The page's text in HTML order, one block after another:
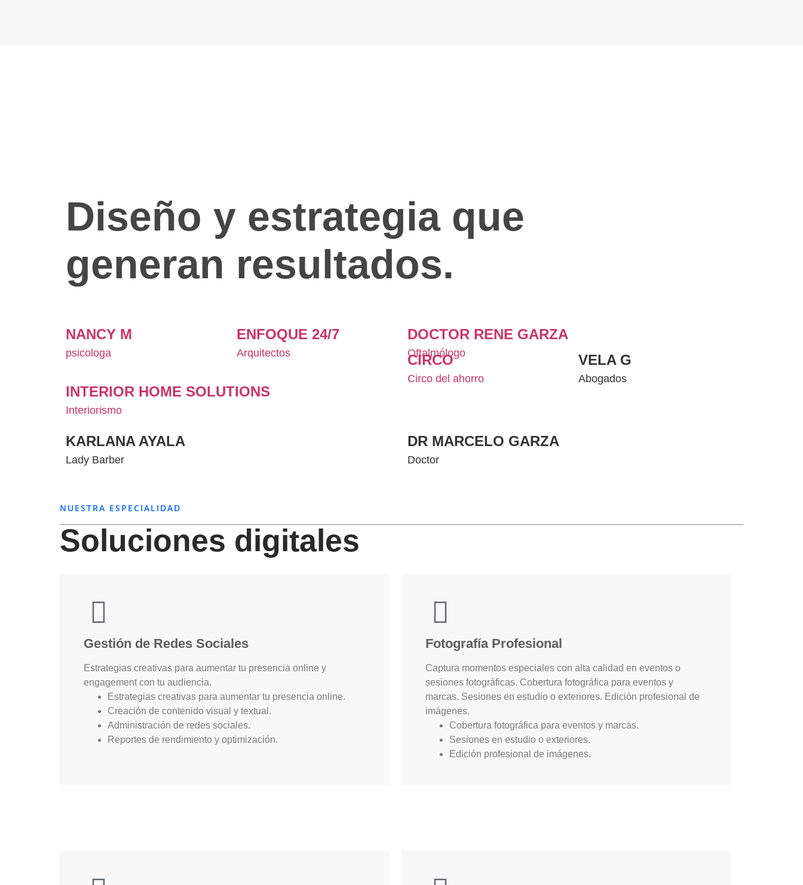
Diseño y estrategia que
generan resultados.
NANCY M
psicologa
ENFOQUE 24/7
Arquitectos
DOCTOR RENE GARZA
Oftalmólogo
INTERIOR HOME SOLUTIONS
Interiorismo
CIRCO
Circo del ahorro
VELA G
Abogados
KARLANA AYALA
Lady Barber
DR MARCELO GARZA
Doctor
NUESTRA ESPECIALIDAD
Soluciones digitales
Gestión de Redes Sociales
Estrategias creativas para aumentar tu presencia online y
engagement con tu audiencia.
Estrategias creativas para aumentar tu presencia online.
Creación de contenido visual y textual.
Administración de redes sociales.
Reportes de rendimiento y optimización.
Fotografía Profesional
Captura momentos especiales con alta calidad en eventos o
sesiones fotográficas. Cobertura fotográfica para eventos y
marcas. Sesiones en estudio o exteriores. Edición profesional de
imágenes.
Cobertura fotográfica para eventos y marcas.
Sesiones en estudio o exteriores.
Edición profesional de imágenes.